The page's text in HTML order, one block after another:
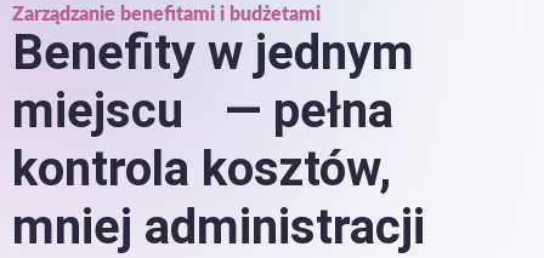
Zarządzanie benefitami i budżetami
Benefity w jednym
miejscu — pełna
kontrola kosztów,
mniej administracji